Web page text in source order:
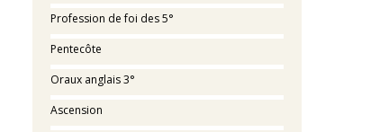
Profession de foi des 5°
Pentecôte
Oraux anglais 3°
Ascension